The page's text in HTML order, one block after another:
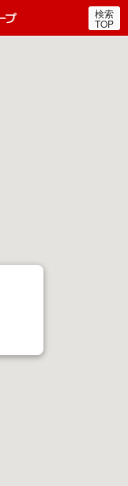
郵便局・日本郵政グルー
検索
TOP